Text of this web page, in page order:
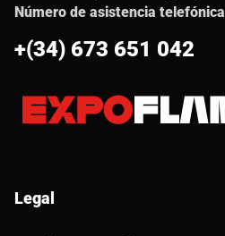
Número de asistencia telefónica
+(34) 673 651 042
Legal